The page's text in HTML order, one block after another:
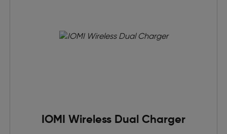
IOMI Wireless Dual Charger